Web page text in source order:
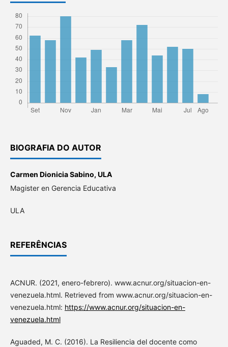
BIOGRAFIA DO AUTOR
Carmen Dionicia Sabino, ULA
Magister en Gerencia Educativa
ULA
REFERÊNCIAS
ACNUR. (2021, enero-febrero). www.acnur.org/situacion-en-
venezuela.html. Retrieved from www.acnur.org/situacion-en-
venezuela.html: https://www.acnur.org/situacion-en-
venezuela.html
Aguaded, M. C. (2016). La Resiliencia del docente como